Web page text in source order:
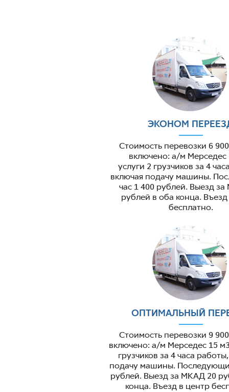
ЭКОНОМ
Стоимость перевозки 6
включено: а/м Мерседес
услуги 2 грузчиков за 4
включая подачу машины.
час 1 400 рублей. Выезд
рублей в оба конца.
бесплатно.
ОПТИМАЛЬНЫЙ
Стоимость перевозки 9
включено: а/м Мерседес 15
грузчиков за 4 часа
подачу машины.
рублей. Выезд за МКАД 20
конца. Въезд в центр